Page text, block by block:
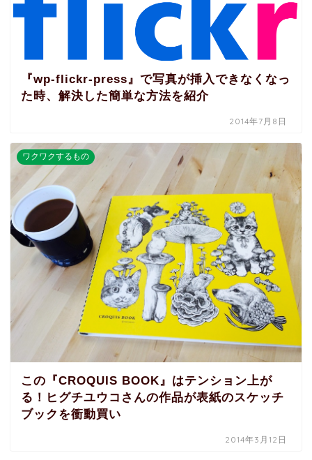
『wp-flickr-press』で写真が挿入できなくなっ
た時、解決した簡単な方法を紹介
2014年7月8日
ワクワクするもの
この『CROQUIS BOOK』はテンション上が
る！ヒグチユウコさんの作品が表紙のスケッチ
ブックを衝動買い
2014年3月12日